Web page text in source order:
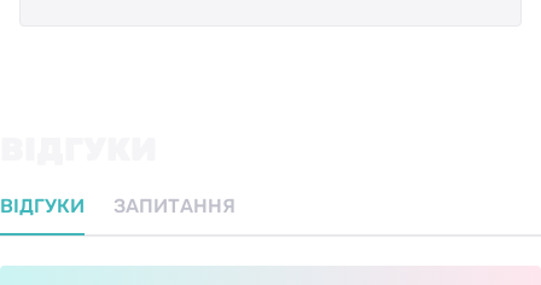
ВІДГУКИ ЗАПИТАННЯ